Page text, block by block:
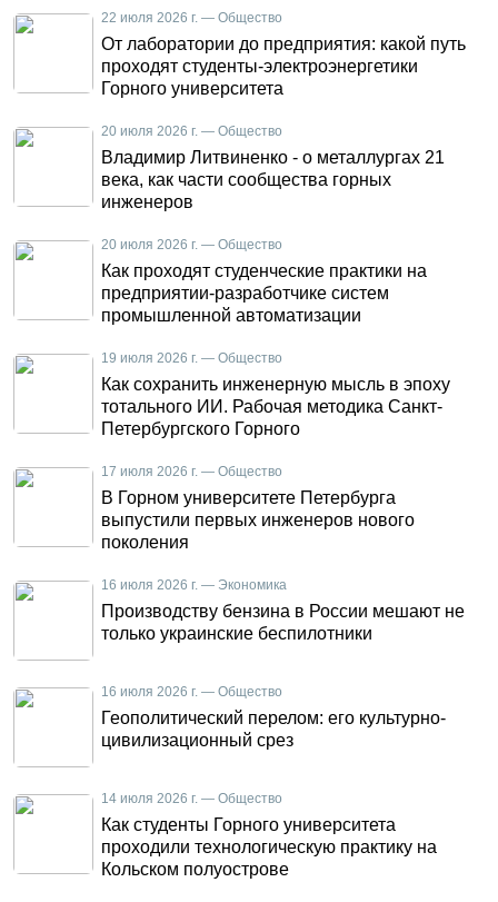
22 июля 2026 г. — Общество
От лаборатории до предприятия: какой путь
проходят студенты-электроэнергетики
Горного университета
20 июля 2026 г. — Общество
Владимир Литвиненко - о металлургах 21
века, как части сообщества горных
инженеров
20 июля 2026 г. — Общество
Как проходят студенческие практики на
предприятии-разработчике систем
промышленной автоматизации
19 июля 2026 г. — Общество
Как сохранить инженерную мысль в эпоху
тотального ИИ. Рабочая методика Санкт-
Петербургского Горного
17 июля 2026 г. — Общество
В Горном университете Петербурга
выпустили первых инженеров нового
поколения
16 июля 2026 г. — Экономика
Производству бензина в России мешают не
только украинские беспилотники
16 июля 2026 г. — Общество
Геополитический перелом: его культурно-
цивилизационный срез
14 июля 2026 г. — Общество
Как студенты Горного университета
проходили технологическую практику на
Кольском полуострове